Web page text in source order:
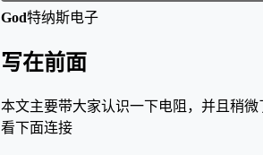
God特纳斯电子
写在前面
本文主要带大家认识一下电阻，并且稍
看下面连接